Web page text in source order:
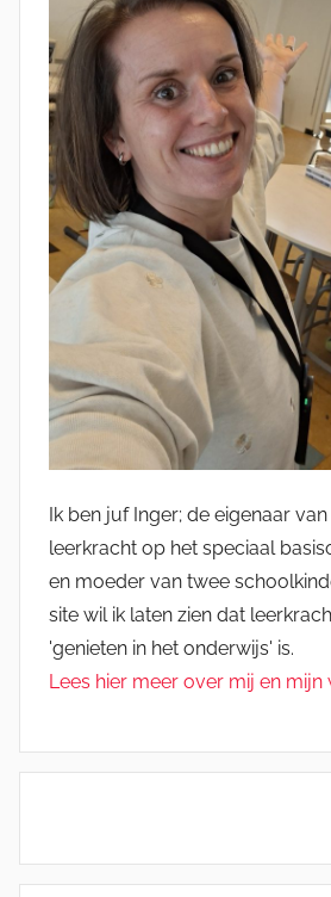
Ik ben juf Inger; de eigenaar
leerkracht op het speciaal
en moeder van twee
site wil ik laten zien dat
'genieten in het onderwijs' is.
Lees hier meer over mij en mijn